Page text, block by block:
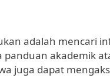
adalah mencari
akademik
juga dapat